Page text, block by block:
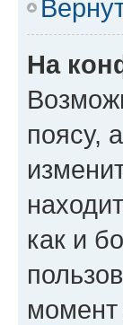
На
поясу,
как и
момент